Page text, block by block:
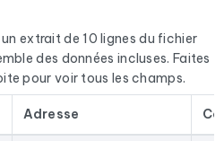
par une vérification
avant d'être inclus. Les
pleines et les domaines expirés
de bounce bas et des
de réception.
extrait de 10 lignes du fichier
des données incluses. Faites
pour voir tous les champs.
Adresse